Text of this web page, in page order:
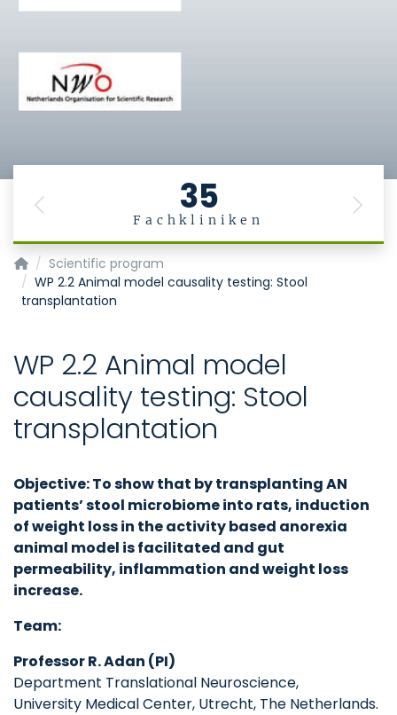
35
Fachkliniken
Previous Next
MiGBANScientific program
WP 2.2 Animal model causality testing: Stool
transplantation
WP 2.2 Animal model
causality testing: Stool
transplantation
Objective: To show that by transplanting AN
patients’ stool microbiome into rats, induction
of weight loss in the activity based anorexia
animal model is facilitated and gut
permeability, inflammation and weight loss
increase.
Team:
Professor R. Adan (PI)
Department Translational Neuroscience,
University Medical Center, Utrecht, The Netherlands.